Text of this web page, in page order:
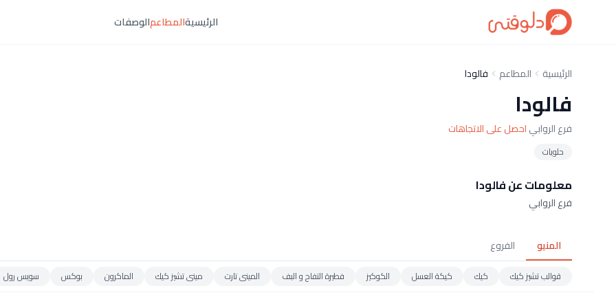
الرئيسيةالمطاعمالوصفات
الرئيسية المطاعم فالودا
فالودا
فرع الروابياحصل على الاتجاهات
حلويات
معلومات عن فالودا
فرع الروابي
المنيو الفروع
قوالب تشيز كيك كيك كيكة العسل الكوكيز فطيرة التفاح و البف المينى تارت مينى تشيز كيك الماكرون بوكس سويس رول